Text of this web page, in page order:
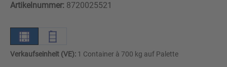
Artikelnummer: 8720025521
Verkaufseinheit (VE): 1 Container à 700 kg auf Palette